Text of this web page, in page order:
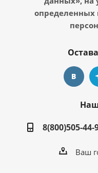
определенных
8(800)505-44-
Ваш